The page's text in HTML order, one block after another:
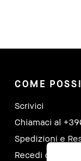
COME
Scrivici
Chiamaci al
Spedizioni e
Recedi dal